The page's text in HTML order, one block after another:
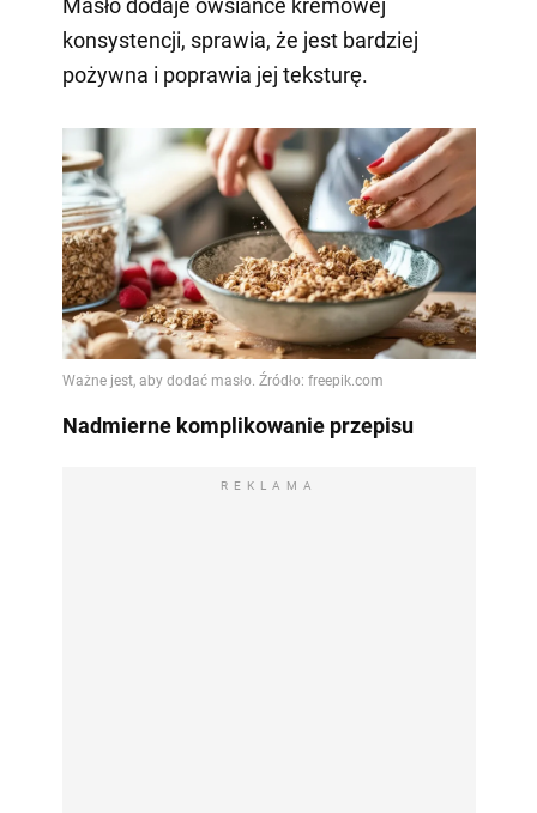
Masło dodaje owsiance kremowej
konsystencji, sprawia, że jest bardziej
pożywna i poprawia jej teksturę.
Nadmierne komplikowanie przepisu
REKLAMA